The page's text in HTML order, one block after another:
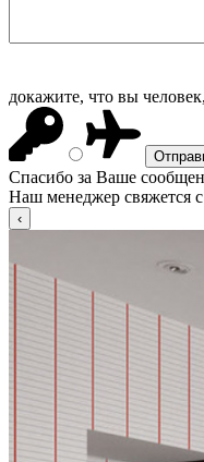
докажите, что вы
Спасибо за Ваше
Наш менеджер свяжется